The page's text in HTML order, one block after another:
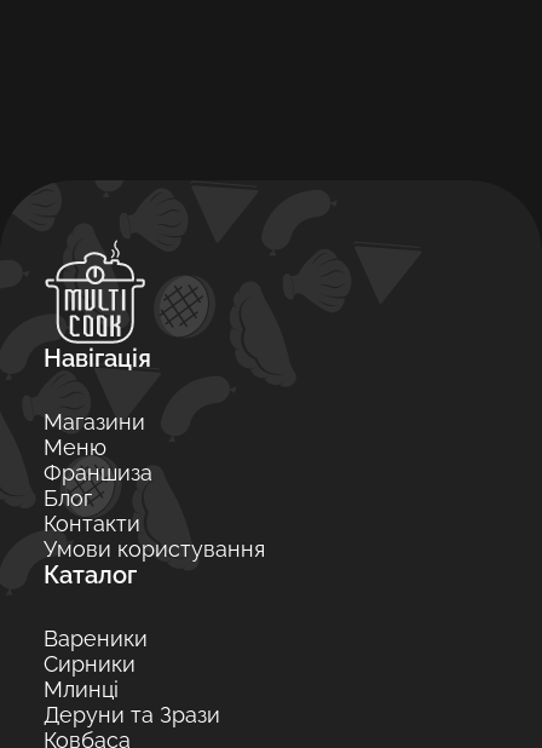
Навігація
Магазини
Меню
Франшиза
Блог
Контакти
Умови користування
Каталог
Вареники
Сирники
Млинці
Деруни та Зрази
Ковбаса